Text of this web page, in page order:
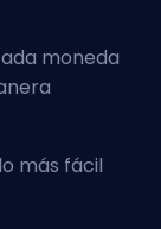
moneda
más fácil